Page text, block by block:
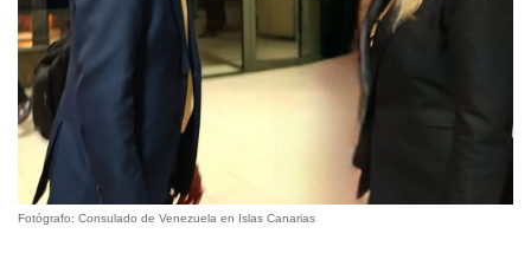
Fotógrafo: Consulado de Venezuela en Islas Canarias